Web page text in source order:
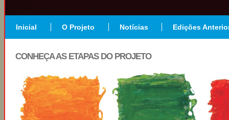
Inicial O Projeto Notícias Edições
CONHEÇA AS ETAPAS DO PROJETO